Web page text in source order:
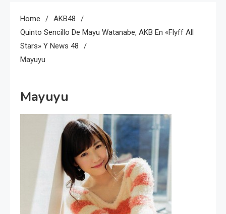
Home
AKB48
Quinto Sencillo De Mayu Watanabe, AKB En «Flyff All
Stars» Y News 48
Mayuyu
Mayuyu